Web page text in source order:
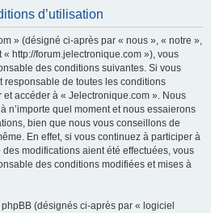
d’utilisation
» (désigné ci-après par « nous », « notre »,
http://forum.jelectronique.com »), vous
des conditions suivantes. Si vous
responsable de toutes les conditions
accéder à « Jelectronique.com ». Nous
n’importe quel moment et nous essaierons
bien que nous vous conseillons de
En effet, si vous continuez à participer à
modifications aient été effectuées, vous
des conditions modifiées et mises à
(désignés ci-après par « logiciel